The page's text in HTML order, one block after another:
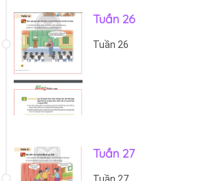
Tuần 26
Tuần 26
Tuần 27